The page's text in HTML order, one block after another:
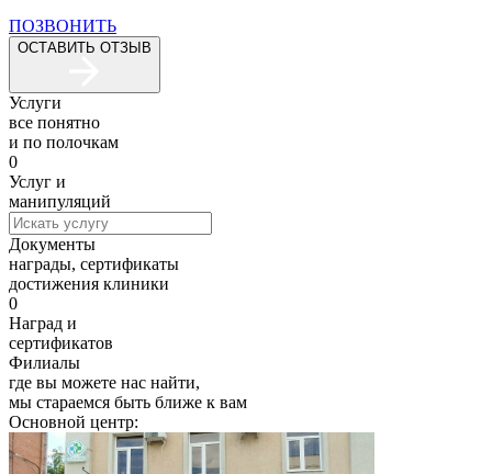
ПОЗВОНИТЬ
ОСТАВИТЬ ОТЗЫВ
Услуги
все понятно
и по полочкам
0
Услуг и
манипуляций
Документы
награды, сертификаты
достижения клиники
0
Наград и
сертификатов
Филиалы
где вы можете нас найти,
мы стараемся быть ближе к вам
Основной центр: